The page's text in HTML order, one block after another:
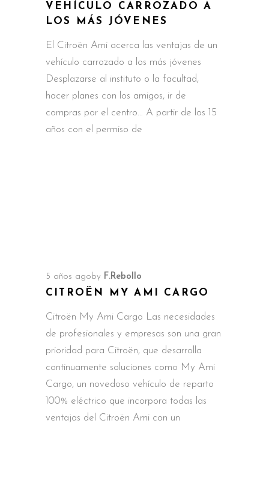
VEHÍCULO CARROZADO A
LOS MÁS JÓVENES
El Citroën Ami acerca las ventajas de un
vehículo carrozado a los más jóvenes
Desplazarse al instituto o la facultad,
hacer planes con los amigos, ir de
compras por el centro… A partir de los 15
años con el permiso de
5 años agoby F.Rebollo
CITROËN MY AMI CARGO
Citroën My Ami Cargo Las necesidades
de profesionales y empresas son una gran
prioridad para Citroën, que desarrolla
continuamente soluciones como My Ami
Cargo, un novedoso vehículo de reparto
100% eléctrico que incorpora todas las
ventajas del Citroën Ami con un